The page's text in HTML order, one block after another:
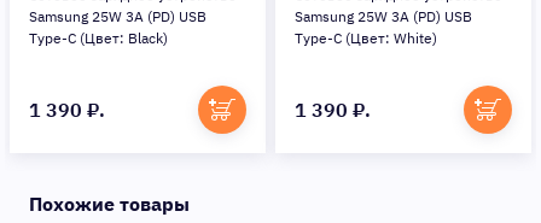
Samsung 25W 3A (PD) USB
Type-C (Цвет: Black)
1 390 ₽.
Samsung 25W 3A (PD) USB
Type-C (Цвет: White)
1 390 ₽.
Похожие товары